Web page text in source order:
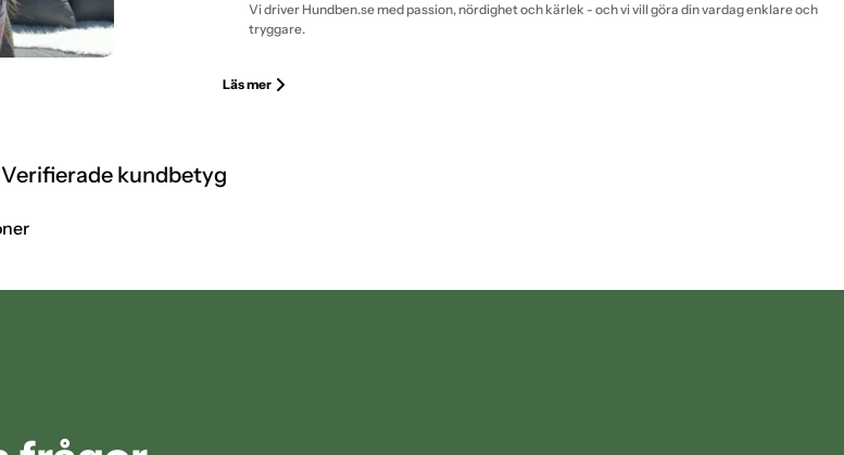
Vi driver Hundben.se med passion, nördighet och kärlek - och vi vill göra din vardag enklare och
tryggare.
Läs mer
Verifierade kundbetyg